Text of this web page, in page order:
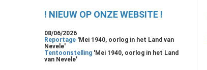
! NIEUW OP ONZE WEBSITE !
08/06/2026
Reportage 'Mei 1940, oorlog in het Land van
Nevele'
Tentoonstelling 'Mei 1940, oorlog in het Land
van Nevele'